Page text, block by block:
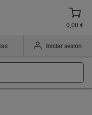
0,00 €
Iniciar sesión